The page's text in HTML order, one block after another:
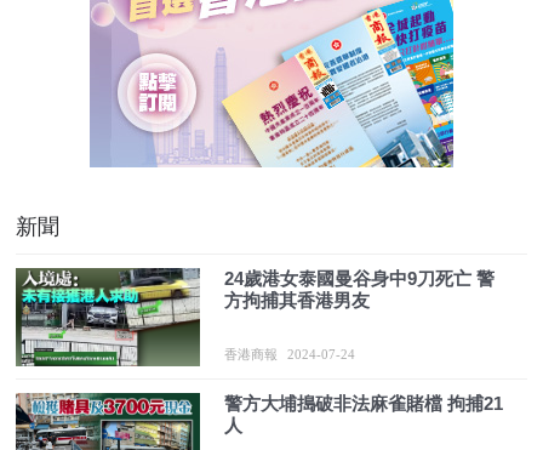
新聞
24歲港女泰國曼谷身中9刀死亡 警
方拘捕其香港男友
香港商報 2024-07-24
警方大埔搗破非法麻雀賭檔 拘捕21
人